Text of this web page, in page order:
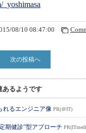
08/10 08:47:00
次の投稿へ
あるようです
れるエンジニア像 PR(＠IT)
期健診”型アプローチ